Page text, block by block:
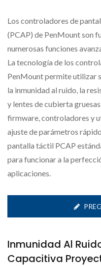
Los controladores de
(PCAP) de PenMount son
numerosas funciones
La tecnología de los
PenMount permite utilizar
la inmunidad al ruido, la
y lentes de cubierta
firmware, controladores y
ajuste de parámetros
pantalla táctil PCAP
para funcionar a la
aplicaciones.
Inmunidad Al
Capacitiva